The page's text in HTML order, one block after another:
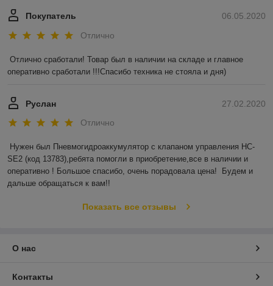
06.05.2020
Покупатель
Отлично
Отлично сработали! Товар был в наличии на складе и главное
оперативно сработали !!!Спасибо техника не стояла и дня)
27.02.2020
Руслан
Отлично
Нужен был Пневмогидроаккумулятор с клапаном управления HC-
SE2 (код 13783),ребята помогли в приобретение,все в наличии и
оперативно ! Большое спасибо, очень порадовала цена!  Будем и
дальше обращаться к вам!!
Показать все отзывы
О нас
Контакты